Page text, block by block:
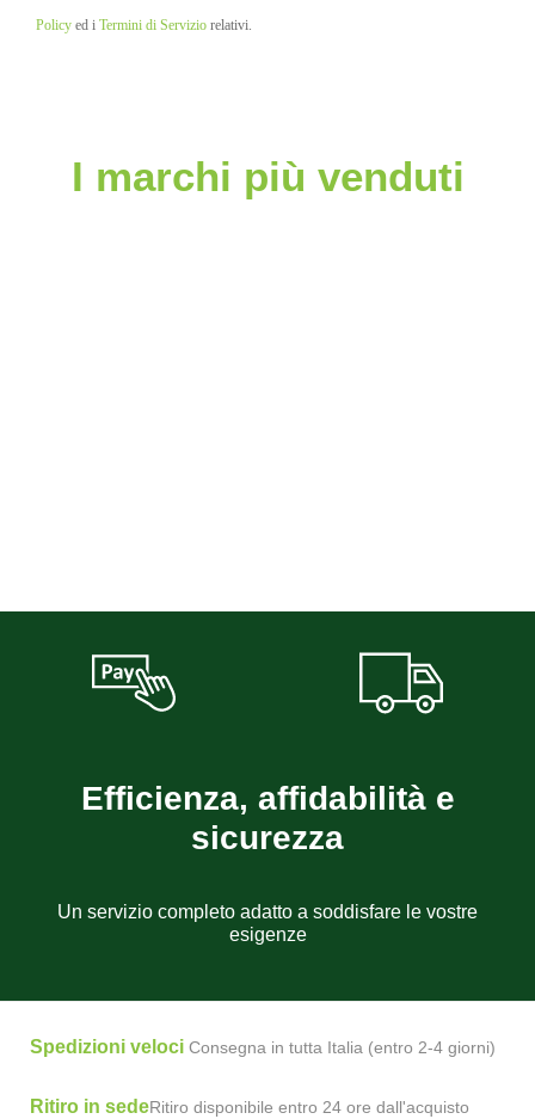
Policy ed i Termini di Servizio relativi.
I marchi più venduti
Efficienza, affidabilità e
sicurezza
Un servizio completo adatto a soddisfare le vostre
esigenze
Spedizioni veloci Consegna in tutta Italia (entro 2-4 giorni)
Ritiro in sedeRitiro disponibile entro 24 ore dall'acquisto